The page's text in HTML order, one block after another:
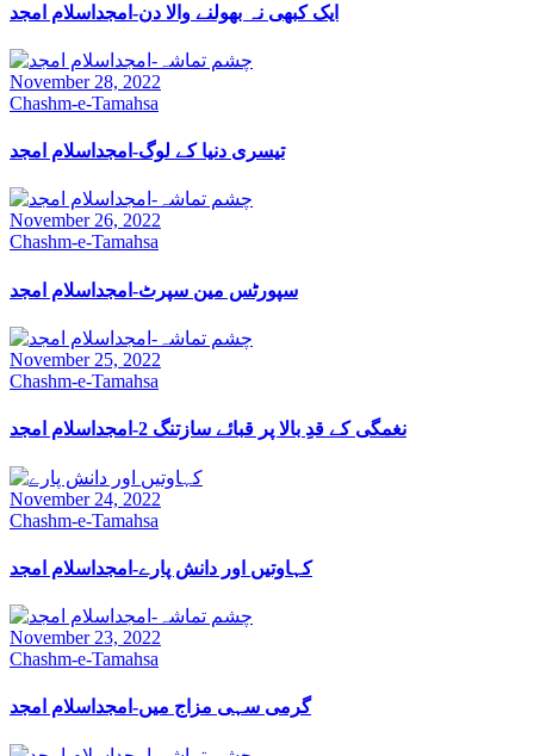
ایک کبھی نہ بھولنے والا دن-امجداسلام امجد
November 28, 2022
Chashm-e-Tamahsa
تیسری دنیا کے لوگ-امجداسلام امجد
November 26, 2022
Chashm-e-Tamahsa
سپورٹس مین سپرٹ-امجداسلام امجد
November 25, 2022
Chashm-e-Tamahsa
نغمگی کے قدِ بالا پر قبائے سازتنگ 2-امجداسلام امجد
November 24, 2022
Chashm-e-Tamahsa
کہاوتیں اور دانش پارے-امجداسلام امجد
November 23, 2022
Chashm-e-Tamahsa
گرمی سہی مزاج میں-امجداسلام امجد